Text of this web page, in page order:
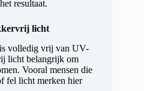
resultaat.
licht
volledig vrij van UV-
licht belangrijk om
Vooral mensen die
fel licht merken hier